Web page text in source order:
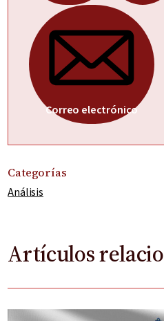
Correo electrónico
Categorías
Análisis
Artículos